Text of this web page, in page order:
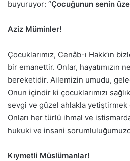
buyuruyor: “Çocuğunun senin
Aziz Müminler!
Çocuklarımız, Cenâb-ı Hakk’ın
bir emanettir. Onlar, hayatımızın
bereketidir. Ailemizin umudu,
Onun içindir ki çocuklarımızı
sevgi ve güzel ahlakla
Onları her türlü ihmal ve
hukuki ve insani
Kıymetli Müslümanlar!